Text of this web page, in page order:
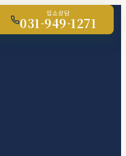
입소상담
031-949-1271